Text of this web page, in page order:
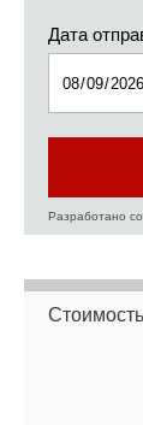
Дата
Разработано